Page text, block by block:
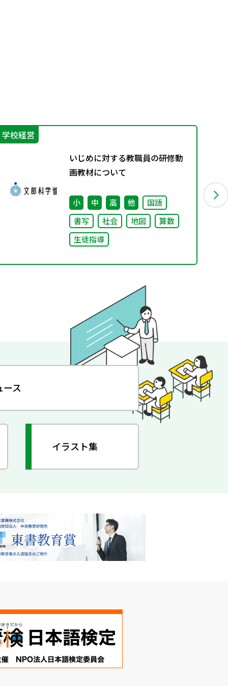
学校経営
いじめに対する教職員の研修動
画教材について
小 中 高 他
国語
書写
社会 地図
算数
生徒指導
ース
イラスト集